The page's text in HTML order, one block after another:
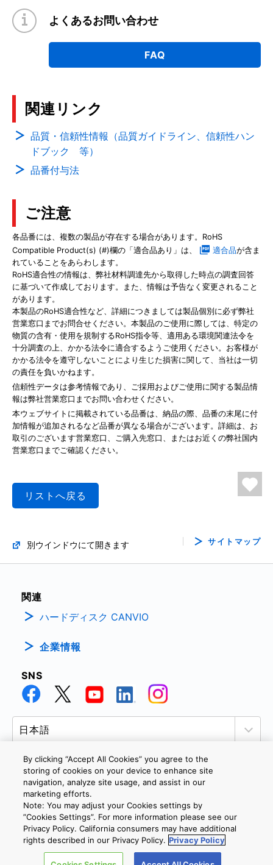
よくあるお問い合わせ
FAQ
関連リンク
品質・信頼性情報（品質ガイドライン、信頼性ハン
ドブック 等）
品番付与法
ご注意
各品番には、複数の製品が存在する場合があります。RoHS
Compatible Product(s) (#)欄の「適合品あり」は、
適合品が含ま
れていることをあらわします。
RoHS適合性の情報は、弊社材料調達先から取得した時点の調査回答
に基づいて作成しております。また、情報は予告なく変更されること
があります。
本製品のRoHS適合性など、詳細につきましては製品個別に必ず弊社
営業窓口までお問合せください。本製品のご使用に際しては、特定の
物質の含有・使用を規制するRoHS指令等、適用ある環境関連法令を
十分調査の上、かかる法令に適合するようご使用ください。お客様が
かかる法令を遵守しないことにより生じた損害に関して、当社は一切
の責任を負いかねます。
信頼性データは参考情報であり、ご採用およびご使用に関する製品情
報は弊社営業窓口までお問い合わせください。
本ウェブサイトに掲載されている品番は、納品の際、品番の末尾に付
加情報が追加されるなど品番が異なる場合がございます。詳細は、お
取引のございます営業窓口、ご購入先窓口、またはお近くの弊社国内
営業窓口までご確認ください。
リストへ戻る
別ウインドウにて開きます サイトマップ
関連
ハードディスク CANVIO
企業情報
SNS
個人情報保護方針 サイトのご利用条件
Cookie設定
お問い合わせ
Copyright © 2026 TOSHIBA ELECTRONIC DEVICES & STORAGE
By clicking “Accept All Cookies” you agree to the
storing of cookies on your device to enhance site
navigation, analyze site usage, and assist in our
marketing efforts.
Note: You may adjust your Cookies settings by
”Cookies Settings”. For more information please see our
Privacy Policy. California consumers may have additional
rights described in our Privacy Policy. Privacy Policy